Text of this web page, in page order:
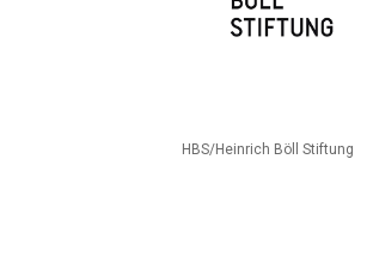
HBS/Heinrich Böll Stiftung